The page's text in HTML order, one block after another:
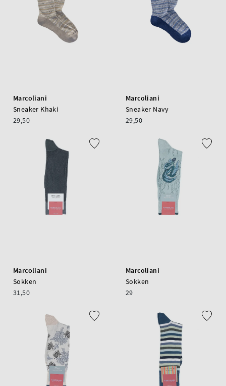
Marcoliani
Sneaker Khaki
29,50
Marcoliani
Sneaker Navy
29,50
Marcoliani
Sokken
31,50
Marcoliani
Sokken
29